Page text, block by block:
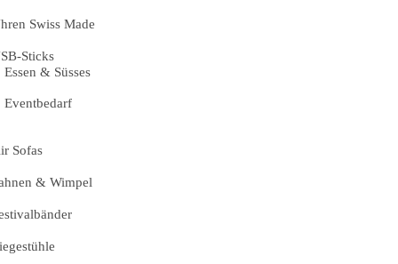
Swiss Made
Sticks
Essen & Süsses
Eventbedarf
Sofas
& Wimpel